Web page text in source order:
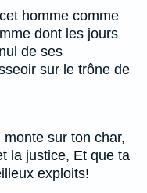
homme comme
dont les jours
de ses
sur le trône de
sur ton char,
la justice, Et que ta
exploits!